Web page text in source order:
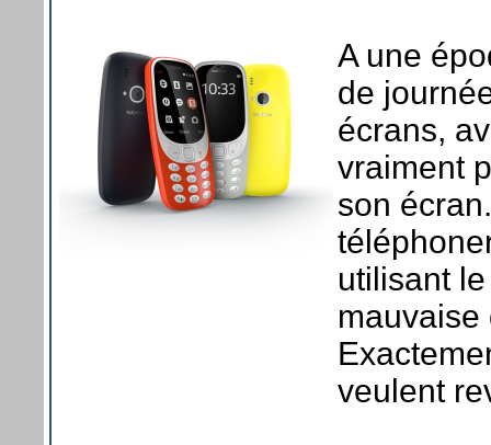
A une
de
écrans,
vraiment
son
utilisant
veulent